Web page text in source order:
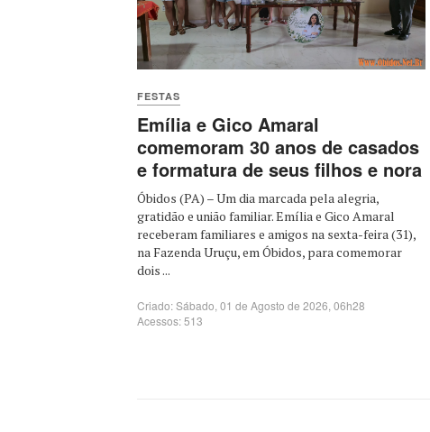
FESTAS
Emília e Gico Amaral
comemoram 30 anos de casados
e formatura de seus filhos e nora
Óbidos (PA) – Um dia marcada pela alegria,
gratidão e união familiar. Emília e Gico Amaral
receberam familiares e amigos na sexta-feira (31),
na Fazenda Uruçu, em Óbidos, para comemorar
dois ...
Criado: Sábado, 01 de Agosto de 2026, 06h28
Acessos: 513